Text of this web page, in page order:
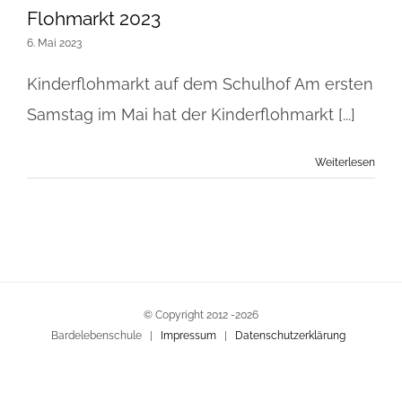
Flohmarkt 2023
6. Mai 2023
Kinderflohmarkt auf dem Schulhof Am ersten
Samstag im Mai hat der Kinderflohmarkt [...]
Weiterlesen
© Copyright 2012 -2026
Bardelebenschule | Impressum | Datenschutzerklärung